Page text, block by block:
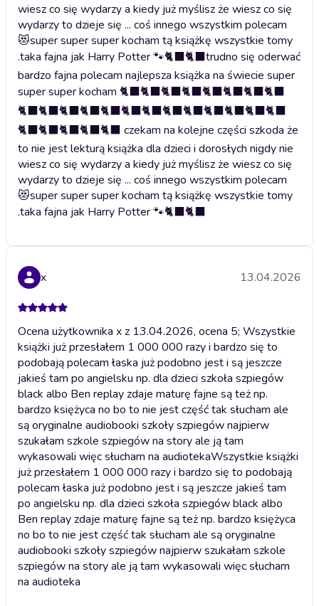
wiesz co się wydarzy a kiedy już myślisz że wiesz co się
wydarzy to dzieje się ... coś innego wszystkim polecam
😻super super super kocham tą książkę wszystkie tomy
.taka fajna jak Harry Potter 🐾🐈‍⬛🐈‍⬛trudno się oderwać
bardzo fajna polecam najlepsza książka na świecie super
super super kocham 🐈‍⬛🐈‍⬛🐈‍⬛🐈‍⬛🐈‍⬛🐈‍⬛🐈‍⬛🐈‍⬛
🐈‍⬛🐈‍⬛🐈‍⬛🐈‍⬛🐈‍⬛🐈‍⬛🐈‍⬛🐈‍⬛🐈‍⬛🐈‍⬛🐈‍⬛🐈‍⬛🐈‍⬛
🐈‍⬛🐈‍⬛🐈‍⬛🐈‍⬛🐈‍⬛ czekam na kolejne części szkoda że
to nie jest lekturą książka dla dzieci i dorosłych nigdy nie
wiesz co się wydarzy a kiedy już myślisz że wiesz co się
wydarzy to dzieje się ... coś innego wszystkim polecam
😻super super super kocham tą książkę wszystkie tomy
.taka fajna jak Harry Potter 🐾🐈‍⬛🐈‍⬛
x 13.04.2026
Ocena użytkownika x z 13.04.2026, ocena 5; Wszystkie
książki już przesłałem 1 000 000 razy i bardzo się to
podobają polecam łaska już podobno jest i są jeszcze
jakieś tam po angielsku np. dla dzieci szkoła szpiegów
black albo Ben replay zdaje maturę fajne są też np.
bardzo księżyca no bo to nie jest część tak słucham ale
są oryginalne audiobooki szkoły szpiegów najpierw
szukałam szkole szpiegów na story ale ją tam
wykasowali więc słucham na audiotekaWszystkie książki
już przesłałem 1 000 000 razy i bardzo się to podobają
polecam łaska już podobno jest i są jeszcze jakieś tam
po angielsku np. dla dzieci szkoła szpiegów black albo
Ben replay zdaje maturę fajne są też np. bardzo księżyca
no bo to nie jest część tak słucham ale są oryginalne
audiobooki szkoły szpiegów najpierw szukałam szkole
szpiegów na story ale ją tam wykasowali więc słucham
na audioteka